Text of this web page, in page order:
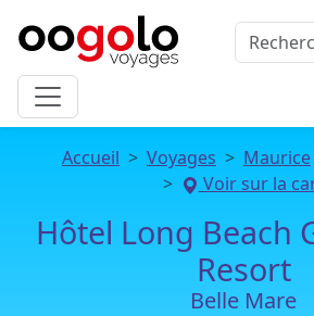
Accueil Voyages Maurice
Voir sur la
Hôtel Long Beach
Resort
Belle Mare